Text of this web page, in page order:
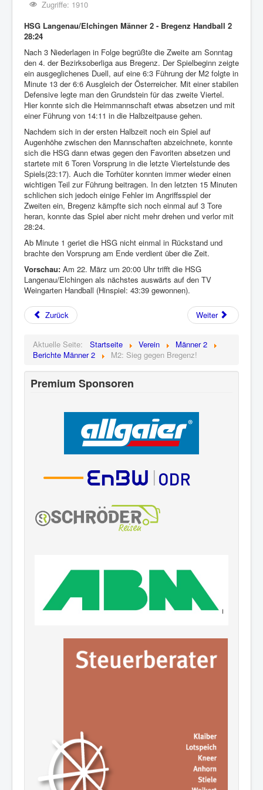
Zugriffe: 1910
HSG Langenau/Elchingen Männer 2 - Bregenz Handball 2
28:24
Nach 3 Niederlagen in Folge begrüßte die Zweite am Sonntag
den 4. der Bezirksoberliga aus Bregenz. Der Spielbeginn zeigte
ein ausgeglichenes Duell, auf eine 6:3 Führung der M2 folgte in
Minute 13 der 6:6 Ausgleich der Österreicher. Mit einer stabilen
Defensive legte man den Grundstein für das zweite Viertel.
Hier konnte sich die Heimmannschaft etwas absetzen und mit
einer Führung von 14:11 in die Halbzeitpause gehen.
Nachdem sich in der ersten Halbzeit noch ein Spiel auf
Augenhöhe zwischen den Mannschaften abzeichnete, konnte
sich die HSG dann etwas gegen den Favoriten absetzen und
startete mit 6 Toren Vorsprung in die letzte Viertelstunde des
Spiels(23:17). Auch die Torhüter konnten immer wieder einen
wichtigen Teil zur Führung beitragen. In den letzten 15 Minuten
schlichen sich jedoch einige Fehler im Angriffsspiel der
Zweiten ein, Bregenz kämpfte sich noch einmal auf 3 Tore
heran, konnte das Spiel aber nicht mehr drehen und verlor mit
28:24.
Ab Minute 1 geriet die HSG nicht einmal in Rückstand und
brachte den Vorsprung am Ende verdient über die Zeit.
Vorschau: Am 22. März um 20:00 Uhr trifft die HSG
Langenau/Elchingen als nächstes auswärts auf den TV
Weingarten Handball (Hinspiel: 43:39 gewonnen).
Zurück Weiter
Aktuelle Seite: Startseite Verein
Männer 2
Berichte Männer 2
M2: Sieg gegen Bregenz!
Premium Sponsoren